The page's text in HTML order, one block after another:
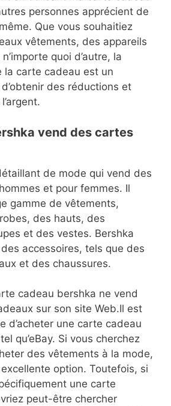
personnes apprécient de
Que vous souhaitiez
vêtements, des appareils
quoi d’autre, la
carte cadeau est un
des réductions et
vend des cartes
de mode qui vend des
et pour femmes. Il
gamme de vêtements,
des hauts, des
et des vestes. Bershka
accessoires, tels que des
et des chaussures.
cadeau bershka ne vend
sur son site Web.Il est
d’acheter une carte cadeau
qu’eBay. Si vous cherchez
des vêtements à la mode,
option. Toutefois, si
une carte
peut-être chercher